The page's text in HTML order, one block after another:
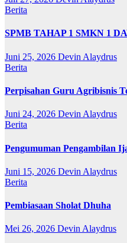
Berita
SPMB TAHAP 1 SMKN 1
Juni 25, 2026 Devin Alaydrus
Berita
Perpisahan Guru Agribisnis
Juni 24, 2026 Devin Alaydrus
Berita
Pengumuman Pengambilan
Juni 15, 2026 Devin Alaydrus
Berita
Pembiasaan Sholat Dhuha
Mei 26, 2026 Devin Alaydrus